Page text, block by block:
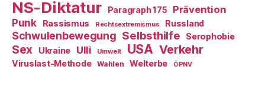
NS-Diktatur Paragraph 175
Prävention
Punk
Rassismus Rechtsextremismus Russland
Schwulenbewegung Selbsthilfe Serophobie
Sex Ukraine Ulli Umwelt USA Verkehr
Viruslast-Methode Wahlen Welterbe ÖPNV